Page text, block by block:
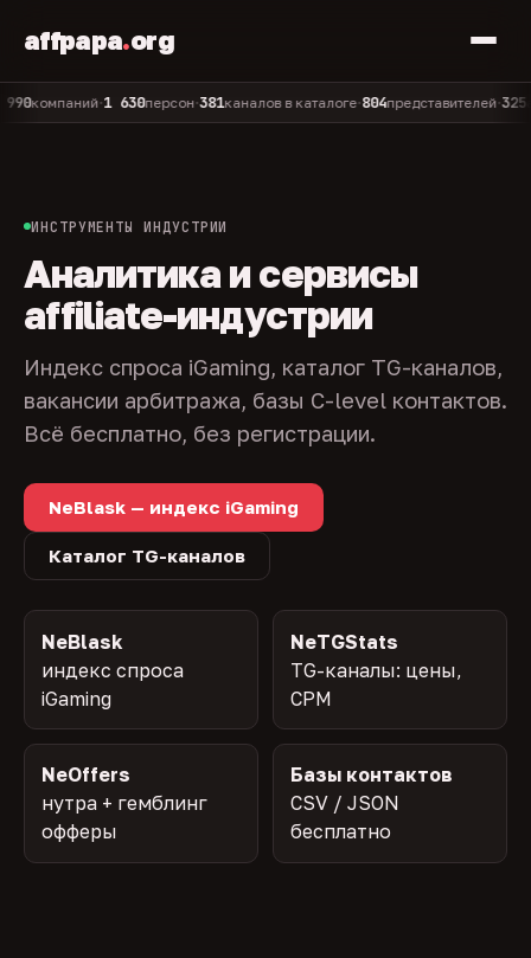
affpapa.org
•1 630персон•381каналов в каталоге•804представителей•325
ИНСТРУМЕНТЫ ИНДУСТРИИ
Аналитика и сервисы
affiliate-индустрии
Индекс спроса iGaming, каталог TG-каналов,
вакансии арбитража, базы C-level контактов.
Всё бесплатно, без регистрации.
NeBlask — индекс iGaming
Каталог TG-каналов
NeBlask
индекс спроса
iGaming
NeTGStats
TG-каналы: цены,
CPM
NeOffers
нутра + гемблинг
офферы
Базы контактов
CSV / JSON
бесплатно